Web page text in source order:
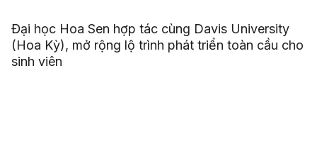
Đại học Hoa Sen hợp tác cùng Davis University
(Hoa Kỳ), mở rộng lộ trình phát triển toàn cầu cho
sinh viên